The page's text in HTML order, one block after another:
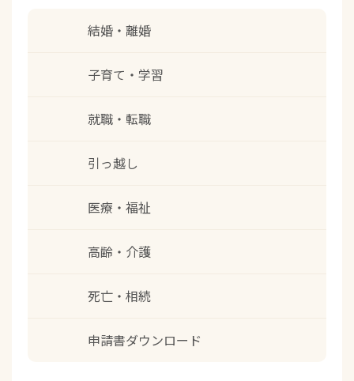
結婚・離婚
子育て・学習
就職・転職
引っ越し
医療・福祉
高齢・介護
死亡・相続
申請書ダウンロード